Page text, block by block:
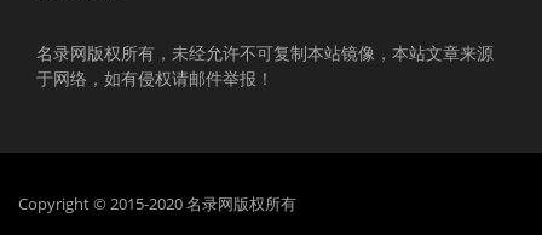
名录网版权所有，未经允许不可复制本站镜像，本站文章来源
于网络，如有侵权请邮件举报！
Copyright © 2015-2020 名录网版权所有